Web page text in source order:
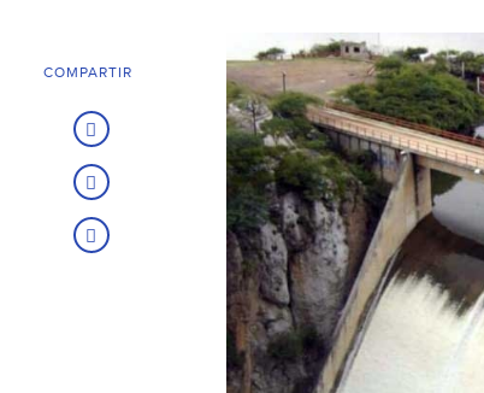
COMPARTIR